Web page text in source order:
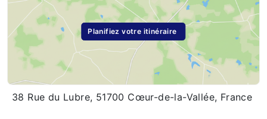
Planifiez votre itinéraire
38 Rue du Lubre, 51700 Cœur-de-la-Vallée, France